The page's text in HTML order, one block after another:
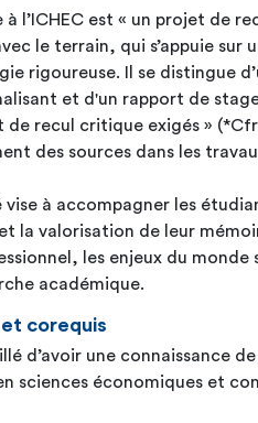
à l’ICHEC est « un projet de
le terrain, qui s’appuie
rigoureuse. Il se distingue
et d'un rapport de
de recul critique exigés »
des sources dans les
à accompagner les
la valorisation de leur
les enjeux du
académique.
corequis
d’avoir une connaissance
sciences économiques et